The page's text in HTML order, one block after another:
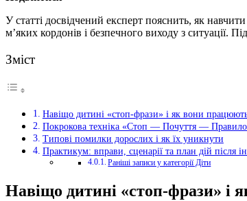
У статті досвідчений експерт пояснить, як
м’яких кордонів і безпечного виходу з ситуації.
Зміст
Навіщо дитині «стоп-фрази» і як вони
Покрокова техніка «Стоп — Почуття —
Типові помилки дорослих і як їх уникнути
Практикум: вправи, сценарії та план дій після
Раніші записи у категорії Діти
Навіщо дитині «стоп-фрази» і